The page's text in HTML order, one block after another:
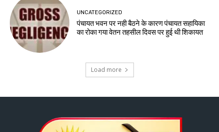
UNCATEGORIZED
पंचायत भवन पर नही बैठने के कारण पंचायत सहायिका
का रोका गया वेतन तहसील दिवस पर हुई थी शिकायत
Load more